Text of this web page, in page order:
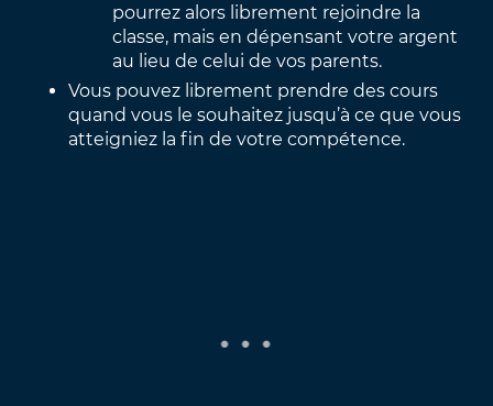
pourrez alors librement rejoindre la
classe, mais en dépensant votre argent
au lieu de celui de vos parents.
Vous pouvez librement prendre des cours
quand vous le souhaitez jusqu’à ce que vous
atteigniez la fin de votre compétence.